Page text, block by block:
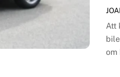
Att
om